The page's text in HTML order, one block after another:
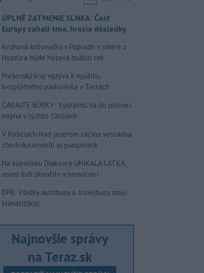
ÚPLNÉ ZATMENIE SLNKA: Časť
Európy zahalí tma, hrozia dôsledky
Kruhová križovatka v Poprade v smere z
Hozelca bude hotová budúci rok
Prešovský kraj vyzýva k využitiu
bezplatného parkoviska v Tatrách
ČAKAJTE BÚRKY: Vyskytnú sa do polnoci
najmä v týchto častiach
V Košiciach Nad jazerom začína výstavba
chodníka,otvorili aj pumptrack
Na kúpalisku Diakovce UNIKALA LÁTKA,
osem ľudí skončilo v nemocnici
DPB: Všetky autobusy a trolejbusy majú
klimatizáciu
Najnovšie správy
na Teraz.sk